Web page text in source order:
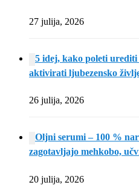
27 julija, 2026
5 idej, kako poleti
aktivirati ljubezensko
26 julija, 2026
Oljni serumi – 100 %
zagotavljajo mehkobo,
20 julija, 2026